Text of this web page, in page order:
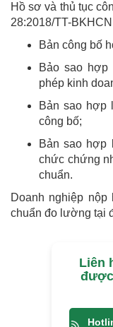
Hồ sơ và thủ tục
28:2018/TT-
Bản công bố
Bảo sao hợp
phép kinh
Bản sao hợp
công bố;
Bản sao hợp
chức chứng
chuẩn.
Doanh nghiệp
chuẩn đo lường tại
Liên